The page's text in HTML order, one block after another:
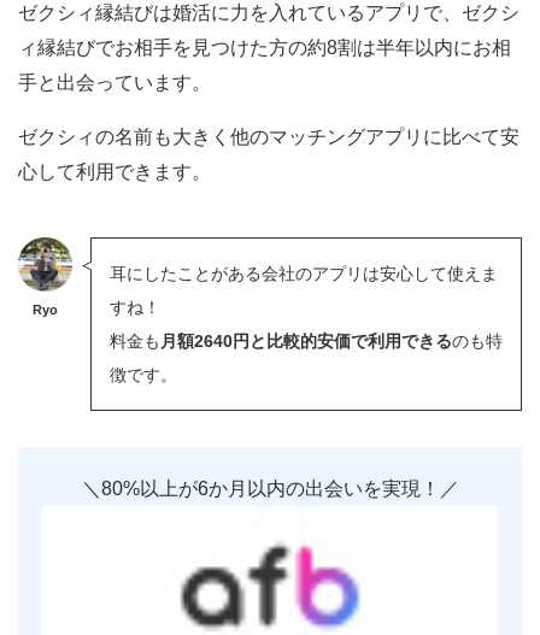
ゼクシィ縁結びは婚活に力を入れているアプリで、ゼクシ
ィ縁結びでお相手を見つけた方の約8割は半年以内にお相
手と出会っています。
ゼクシィの名前も大きく他のマッチングアプリに比べて安
心して利用できます。
Ryo
耳にしたことがある会社のアプリは安心して使えま
すね！
料金も 月額2640円と比較的安価で利用できるのも特
徴です。
＼80%以上が6か月以内の出会いを実現！／